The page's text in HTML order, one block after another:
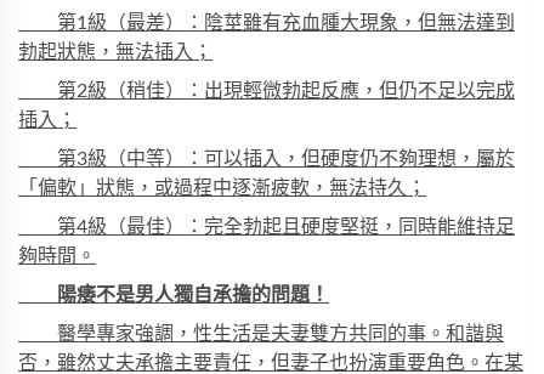
第1級（最差）：陰莖雖有充血腫大現象，但無法達到
勃起狀態，無法插入；
第2級（稍佳）：出現輕微勃起反應，但仍不足以完成
插入；
第3級（中等）：可以插入，但硬度仍不夠理想，屬於
「偏軟」狀態，或過程中逐漸疲軟，無法持久；
第4級（最佳）：完全勃起且硬度堅挺，同時能維持足
夠時間。
陽痿不是男人獨自承擔的問題！
醫學專家強調，性生活是夫妻雙方共同的事。和諧與
否，雖然丈夫承擔主要責任，但妻子也扮演重要角色。在某